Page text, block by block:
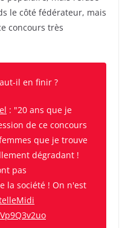
le côté fédérateur, mais
concours très
il en finir ?
: "20 ans que je
de ce concours
que je trouve
dégradant !
pas
la société ! On n'est